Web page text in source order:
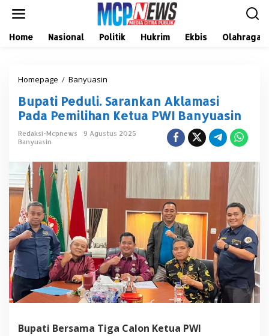
Home Nasional Politik Hukrim Ekbis Olahraga
Homepage / Banyuasin
p
a
t
i
.
a
n
k
a
n
A
l
Bupati Peduli. Sarankan Aklamasi
Pada Pemilihan Ketua PWI Banyuasin
Redaksi-Mcpnews
9 Agustus 2025
Banyuasin
Bupati Bersama Tiga Calon Ketua PWI